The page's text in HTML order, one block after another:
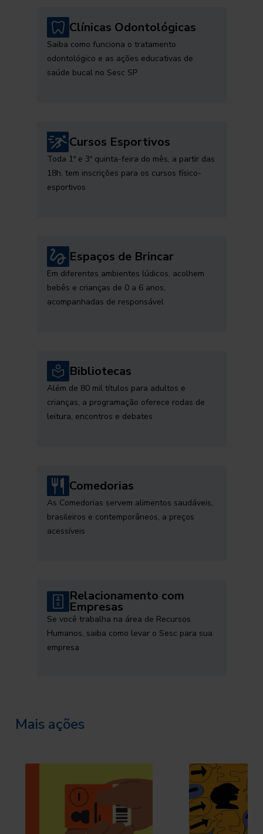
Clínicas Odontológicas
Saiba como funciona o tratamento
odontológico e as ações educativas de
saúde bucal no Sesc SP
Cursos Esportivos
Toda 1ª e 3ª quinta-feira do mês, a partir das
18h, tem inscrições para os cursos físico-
esportivos
Espaços de Brincar
Em diferentes ambientes lúdicos, acolhem
bebês e crianças de 0 a 6 anos,
acompanhadas de responsável
Bibliotecas
Além de 80 mil títulos para adultos e
crianças, a programação oferece rodas de
leitura, encontros e debates
Comedorias
As Comedorias servem alimentos saudáveis,
brasileiros e contemporâneos, a preços
acessíveis
Relacionamento com
Empresas
Se você trabalha na área de Recursos
Humanos, saiba como levar o Sesc para sua
empresa
Mais ações